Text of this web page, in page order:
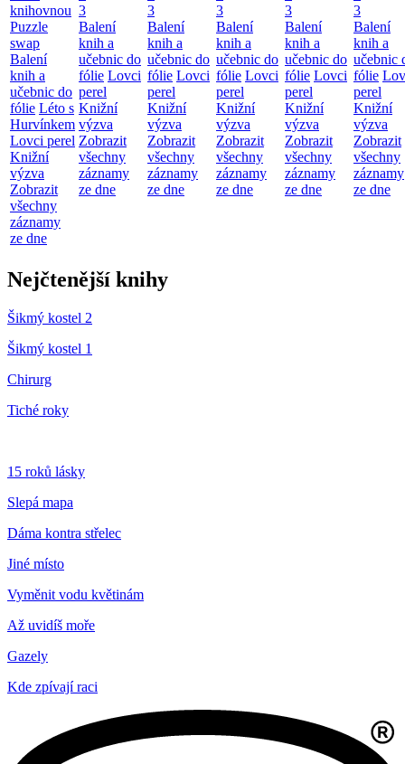
knihovnou
Puzzle
swap
Balení
knih a
učebnic do
fólie Léto s
Hurvínkem
Lovci perel
Knižní
výzva
Zobrazit
všechny
záznamy
ze dne
3
Balení
knih a
učebnic do
fólie Lovci
perel
Knižní
výzva
Zobrazit
všechny
záznamy
ze dne
3
Balení
knih a
učebnic do
fólie Lovci
perel
Knižní
výzva
Zobrazit
všechny
záznamy
ze dne
3
Balení
knih a
učebnic do
fólie Lovci
perel
Knižní
výzva
Zobrazit
všechny
záznamy
ze dne
3
Balení
knih a
učebnic do
fólie Lovci
perel
Knižní
výzva
Zobrazit
všechny
záznamy
ze dne
3
Balení
knih a
učebnic
fólie
perel
Knižní
výzva
Zobrazit
všechny
záznamy
ze dne
Nejčtenější knihy
Šikmý kostel 2
Šikmý kostel 1
Chirurg
Tiché roky
15 roků lásky
Slepá mapa
Dáma kontra střelec
Jiné místo
Vyměnit vodu květinám
Až uvidíš moře
Gazely
Kde zpívají raci